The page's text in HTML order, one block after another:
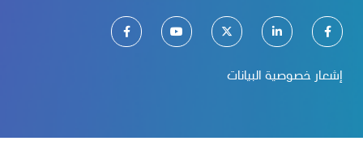
إشعار خصوصية البيانات